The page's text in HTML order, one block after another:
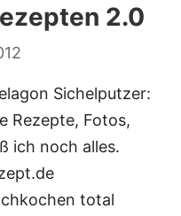
2.0
Sichelputzer:
Rezepte, Fotos,
ich noch alles.
total